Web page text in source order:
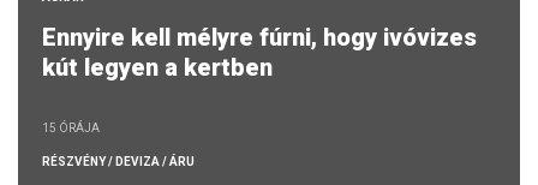
Ennyire kell mélyre fúrni, hogy ivóvizes
kút legyen a kertben
15 ÓRÁJA
RÉSZVÉNY / DEVIZA / ÁRU